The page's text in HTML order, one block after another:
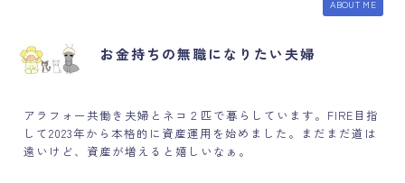
ABOUT ME
お金持ちの無職になりたい夫婦
アラフォー共働き夫婦とネコ２匹で暮らしています。FIRE目指
して2023年から本格的に資産運用を始めました。まだまだ道は
遠いけど、資産が増えると嬉しいなぁ。